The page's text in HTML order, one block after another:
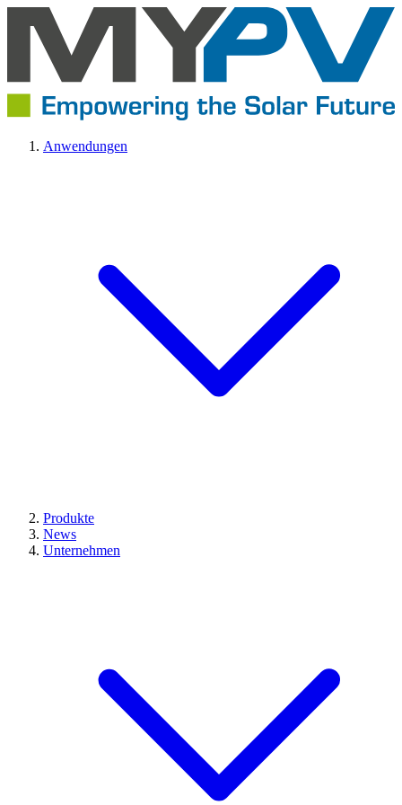
Anwendungen
Produkte
News
Unternehmen